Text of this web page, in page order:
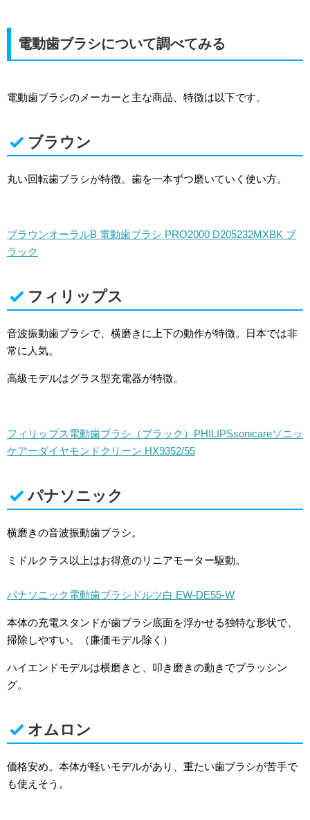
電動歯ブラシについて調べてみる
電動歯ブラシのメーカーと主な商品、特徴は以下です。
ブラウン
丸い回転歯ブラシが特徴。歯を一本ずつ磨いていく使い方。
ブラウンオーラルB 電動歯ブラシ PRO2000 D205232MXBK ブ
ラック
フィリップス
音波振動歯ブラシで、横磨きに上下の動作が特徴。日本では非
常に人気。
高級モデルはグラス型充電器が特徴。
フィリップス電動歯ブラシ（ブラック） PHILIPSsonicareソニッ
ケアーダイヤモンドクリーン HX9352/55
パナソニック
横磨きの音波振動歯ブラシ。
ミドルクラス以上はお得意のリニアモーター駆動。
パナソニック電動歯ブラシ ドルツ白 EW-DE55-W
本体の充電スタンドが歯ブラシ底面を浮かせる独特な形状で、
掃除しやすい。（廉価モデル除く）
ハイエンドモデルは横磨きと、叩き磨きの動きでブラッシン
グ。
オムロン
価格安め。本体が軽いモデルがあり、重たい歯ブラシが苦手で
も使えそう。